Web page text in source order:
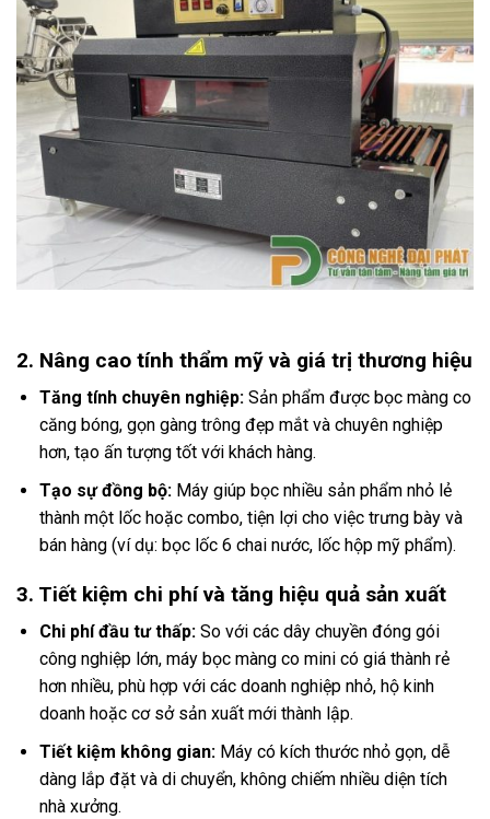
2. Nâng cao tính thẩm mỹ và giá trị thương hiệu
Tăng tính chuyên nghiệp:Sản phẩm được bọc màng co
căng bóng, gọn gàng trông đẹp mắt và chuyên nghiệp
hơn, tạo ấn tượng tốt với khách hàng.
Tạo sự đồng bộ:Máy giúp bọc nhiều sản phẩm nhỏ lẻ
thành một lốc hoặc combo, tiện lợi cho việc trưng bày và
bán hàng (ví dụ: bọc lốc 6 chai nước, lốc hộp mỹ phẩm).
3. Tiết kiệm chi phí và tăng hiệu quả sản xuất
Chi phí đầu tư thấp:So với các dây chuyền đóng gói
công nghiệp lớn, máy bọc màng co mini có giá thành rẻ
hơn nhiều, phù hợp với các doanh nghiệp nhỏ, hộ kinh
doanh hoặc cơ sở sản xuất mới thành lập.
Tiết kiệm không gian:Máy có kích thước nhỏ gọn, dễ
dàng lắp đặt và di chuyển, không chiếm nhiều diện tích
nhà xưởng.